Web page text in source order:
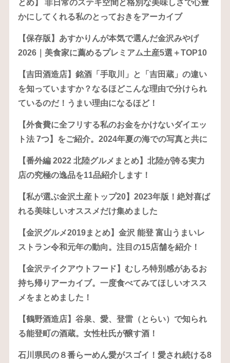
とめ】 非日常のステキ空間と格別な美味しさで心豊
かにしてくれる私のとっておきをアーカイブ
【保存版】あすかりんが本気で選んだ金沢みやげ
2026｜美食家に薦めるプレミアム土産5選＋TOP10
【吉田酒造店】銘酒「手取川」と「吉田蔵」の違い
を知っていますか？なるほどこんな理由で分けられ
ているのだ！うまい理由になるほど！
【外食費に全フリする私のお金をかけないダイエッ
ト法 7つ】をご紹介。2024年夏の海での写真と共に
【番外編 2022 北陸グルメまとめ】北陸が誇る実力
店の究極の逸品を11品紹介します！
【私が選ぶ金沢土産トップ20】2023年版！絶対喜ば
れる美味しいオススメだけ集めました
【金沢グルメ2019まとめ】金沢 能登 富山うまいレ
ストラン令和元年の動向。注目の15店舗を紹介！
【金沢テイクアウトフード】むしろ特別感があるお
持ち帰りアーカイブ。一度食べてみてほしいオスス
メをまとめました！
【鶴野酒造店】谷泉、愛、登雷（とらい）で知られ
る能登町の酒蔵。女性杜氏が醸す酒！
石川県民の８番らーめん愛がスゴイ！愛され続ける8